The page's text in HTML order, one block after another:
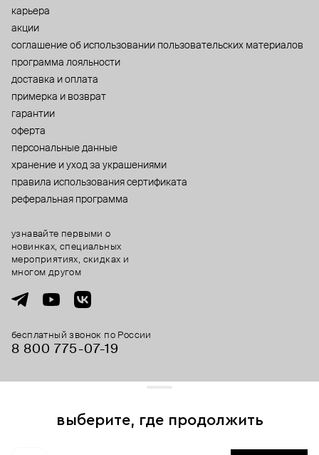
карьера
акции
cоглашение об использовании пользовательских материалов
программа лояльности
доставка и оплата
примерка и возврат
гарантии
оферта
персональные данные
хранение и уход за украшениями
правила использования сертификата
реферальная программа
бесплатный звонок по России
8 800 775⁠-07⁠-19
узнавайте первыми о
новинках, специальных
мероприятиях, скидках и
многом другом
выберите, где продолжить